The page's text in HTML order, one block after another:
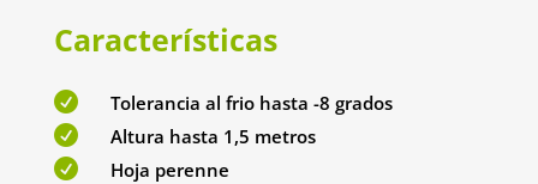
Características

Tolerancia al frio hasta -8 grados

Altura hasta 1,5 metros

Hoja perenne